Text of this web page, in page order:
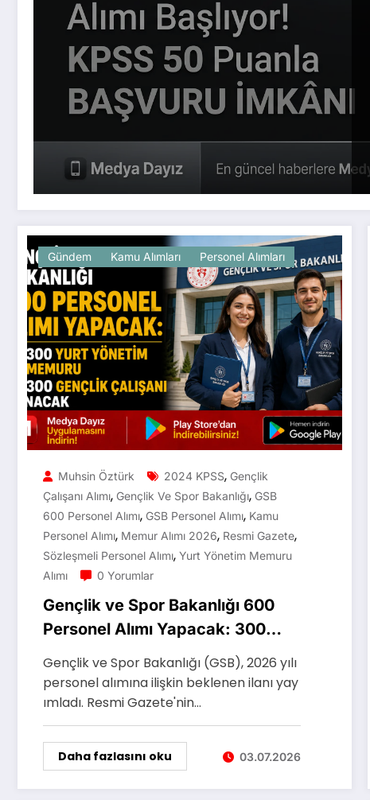
Gündem Kamu Alımları Personel Alımları
Muhsin Öztürk 2024 KPSS, Gençlik
Çalışanı Alımı, Gençlik Ve Spor Bakanlığı, GSB
600 Personel Alımı, GSB Personel Alımı, Kamu
Personel Alımı, Memur Alımı 2026, Resmi Gazete,
Sözleşmeli Personel Alımı, Yurt Yönetim Memuru
Alımı
0 Yorumlar
Gençlik ve Spor Bakanlığı 600
Personel Alımı Yapacak: 300
Yurt Yönetim Memuru ve 300
Gençlik Çalışanı Alınacak
Gençlik ve Spor Bakanlığı (GSB), 2026 yılı
personel alımına ilişkin beklenen ilanı yay
ımladı. Resmi Gazete'nin…
Daha fazlasını oku 03.07.2026